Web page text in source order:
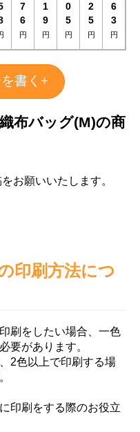
7
6
円
1
9
円
0
5
円
2
5
円
6
3
円
書く+
布バッグ(M)の商
お願いいたします。
印刷方法につ
刷をしたい場合、一色
要があります。
2色以上で印刷する場
印刷をする際のお役立